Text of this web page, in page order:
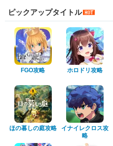
ピックアップタイトル
FGO攻略 ホロドリ攻略
ほの暮しの庭攻略
イナイレクロス攻
略